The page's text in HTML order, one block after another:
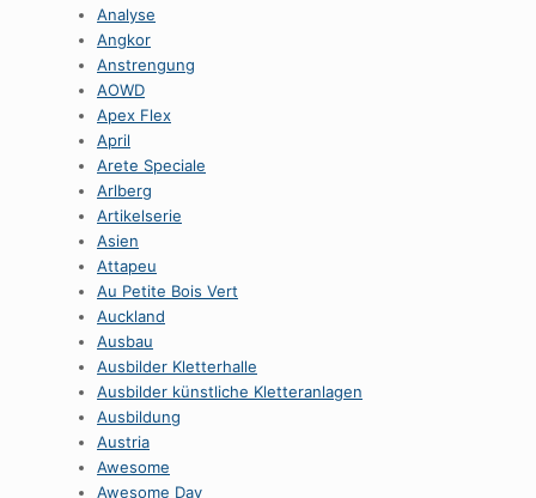
Analyse
Angkor
Anstrengung
AOWD
Apex Flex
April
Arete Speciale
Arlberg
Artikelserie
Asien
Attapeu
Au Petite Bois Vert
Auckland
Ausbau
Ausbilder Kletterhalle
Ausbilder künstliche Kletteranlagen
Ausbildung
Austria
Awesome
Awesome Day